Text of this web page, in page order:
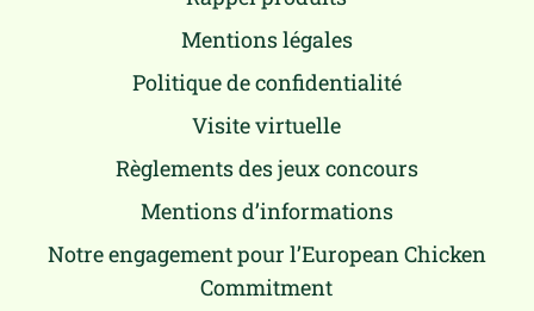
Mentions légales
Politique de confidentialité
Visite virtuelle
Règlements des jeux concours
Mentions d’informations
Notre engagement pour l’European Chicken
Commitment